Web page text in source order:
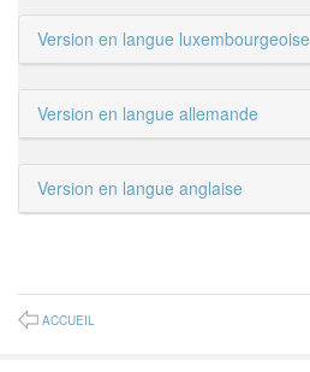
Version en langue luxembourgeoise
Version en langue allemande
Version en langue anglaise
ACCUEIL